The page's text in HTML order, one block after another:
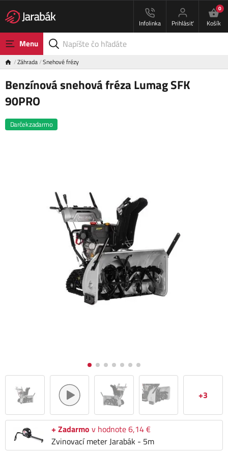
Infolinka Prihlásiť
0
Košík
Menu
Záhrada Snehové frézy
Benzínová snehová fréza Lumag SFK
90PRO
Darček zadarmo
+3
+ Zadarmo v hodnote 6,14 €
Zvinovací meter Jarabák - 5m